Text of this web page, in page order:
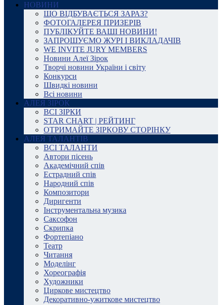
НОВИНИ
ЩО ВІДБУВАЄТЬСЯ ЗАРАЗ?
ФОТОГАЛЕРЕЯ ПРИЗЕРІВ
ПУБЛІКУЙТЕ ВАШІ НОВИНИ!
ЗАПРОШУЄМО ЖУРІ І ВИКЛАДАЧІВ
WE INVITE JURY MEMBERS
Новини Алеї Зірок
Творчі новини України і світу
Конкурси
Швидкі новини
Всі новини
АЛЕЯ ЗІРОК
ВСІ ЗІРКИ
STAR CHART | РЕЙТИНГ
ОТРИМАЙТЕ ЗІРКОВУ СТОРІНКУ
АЛЕЯ ТАЛАНТІВ
ВСІ ТАЛАНТИ
Автори пісень
Академічний спів
Естрадний спів
Народний спів
Композитори
Диригенти
Інструментальна музика
Саксофон
Скрипка
Фортепіано
Театр
Читання
Моделінг
Хореографія
Художники
Циркове мистецтво
Декоративно-ужиткове мистецтво